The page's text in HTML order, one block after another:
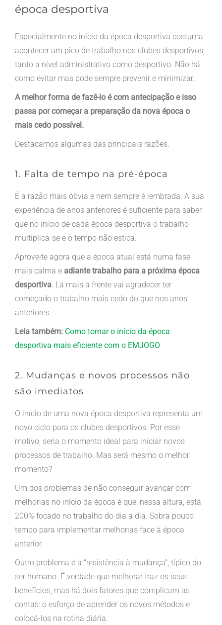
época desportiva
Especialmente no início da época desportiva costuma
acontecer um pico de trabalho nos clubes desportivos,
tanto a nível administrativo como desportivo. Não há
como evitar mas pode sempre prevenir e minimizar.
A melhor forma de fazê-lo é com antecipação e isso
passa por começar a preparação da nova época o
mais cedo possível.
Destacamos algumas das principais razões:
1. Falta de tempo na pré-época
É a razão mais óbvia e nem sempre é lembrada. A sua
experiência de anos anteriores é suficiente para saber
que no início de cada época desportiva o trabalho
multiplica-se e o tempo não estica.
Aproveite agora que a época atual está numa fase
mais calma e adiante trabalho para a próxima época
desportiva. Lá mais à frente vai agradecer ter
começado o trabalho mais cedo do que nos anos
anteriores.
Leia também: Como tornar o início da época
desportiva mais eficiente com o EMJOGO
2. Mudanças e novos processos não
são imediatos
O início de uma nova época desportiva representa um
novo ciclo para os clubes desportivos. Por esse
motivo, seria o momento ideal para iniciar novos
processos de trabalho. Mas será mesmo o melhor
momento?
Um dos problemas de não conseguir avançar com
melhorias no início da época é que, nessa altura, está
200% focado no trabalho do dia a dia. Sobra pouco
tempo para implementar melhorias face à época
anterior.
Outro problema é a “resistência à mudança”, típico do
ser humano. É verdade que melhorar traz os seus
benefícios, mas há dois fatores que complicam as
contas: o esforço de aprender os novos métodos e
colocá-los na rotina diária.